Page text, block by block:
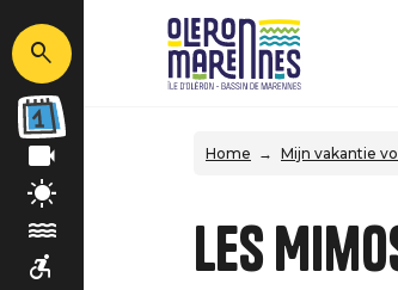
Home Mijn vakantie
Les